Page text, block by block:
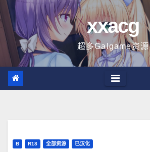
跳
至
内
xxacg
超多Galgame资源
B R18 全部资源 已汉化